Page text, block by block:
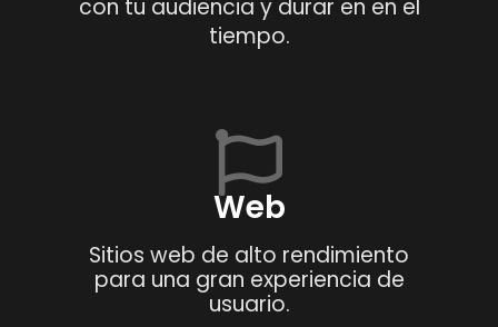
con tu audiencia y durar en en el
tiempo.
Web
Sitios web de alto rendimiento
para una gran experiencia de
usuario.